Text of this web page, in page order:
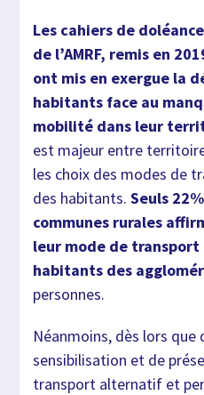
Les cahiers de
de l’AMRF, remis en
ont mis en exergue la
habitants face au
mobilité dans leur
est majeur entre
les choix des modes de
des habitants.Seuls
communes rurales
leur mode de transport
habitants des
personnes.
Néanmoins, dès lors que
sensibilisation et de
transport alternatif et